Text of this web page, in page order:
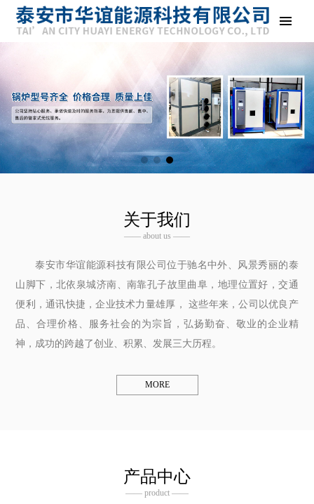
关于我们
—— about us ——
泰安市华谊能源科技有限公司位于驰名中外、风景秀丽的泰
山脚下，北依泉城济南、南靠孔子故里曲阜，地理位置好，交通
便利，通讯快捷，企业技术力量雄厚， 这些年来，公司以优良产
品、合理价格、服务社会的为宗旨，弘扬勤奋、敬业的企业精
神，成功的跨越了创业、积累、发展三大历程。
MORE
产品中心
—— product ——